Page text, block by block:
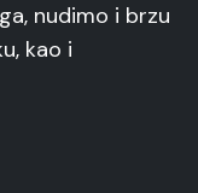
nudimo i brzu
kao i